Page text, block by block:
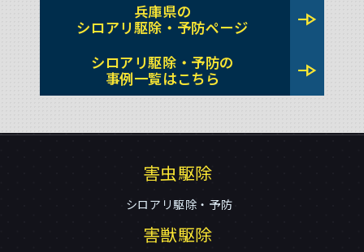
兵庫県の
シロアリ駆除・予防ページ
line_end_arrow
シロアリ駆除・予防の
事例一覧はこちら
line_end_arrow
害虫駆除
シロアリ駆除・予防
害獣駆除